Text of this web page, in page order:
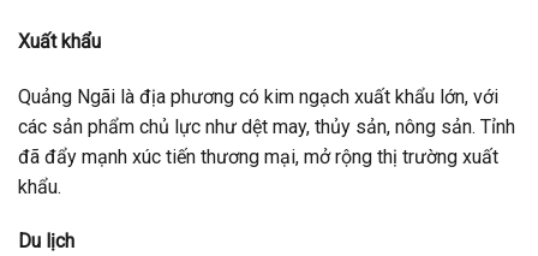
Xuất khẩu
Quảng Ngãi là địa phương có kim ngạch xuất khẩu lớn, với
các sản phẩm chủ lực như dệt may, thủy sản, nông sản. Tỉnh
đã đẩy mạnh xúc tiến thương mại, mở rộng thị trường xuất
khẩu.
Du lịch